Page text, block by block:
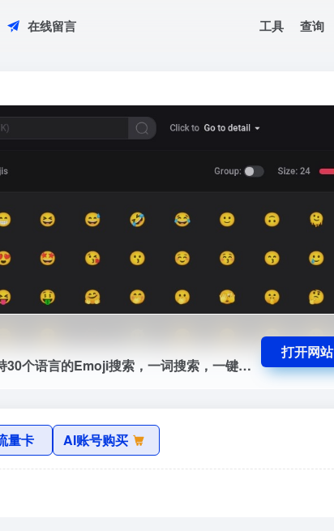
在线留言 工具 查询
SearchEmoji，一个emoji搜索引擎，它支持30个语言的Emoji搜索，一词搜索，一键复制！选中想要使用的emoji，点击即可弹出该emoji图片信息，你可以点击图标下载的“复杂”按钮，直接复制使用它！
打开网站
量卡 AI账号购买